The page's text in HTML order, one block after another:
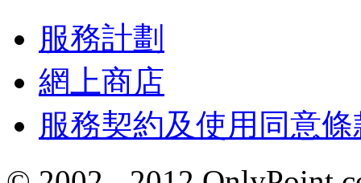
服務計劃
網上商店
服務契約及使用同意條